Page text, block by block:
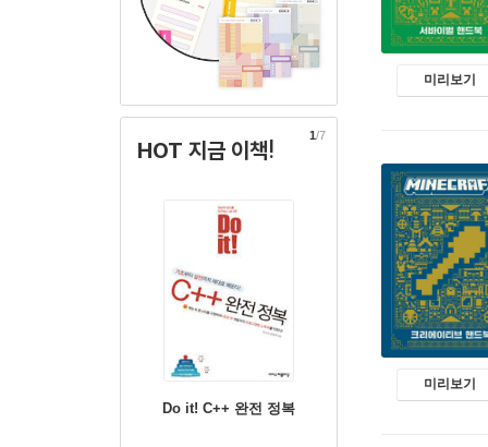
HOT 지금 이책!
Do it! C++ 완전 정복
1/7
미리보기
미리보기